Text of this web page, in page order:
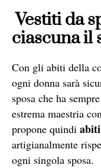
Vestiti da
ciascuna il
Con gli abiti della
ogni donna sarà
sposa che ha
estrema maestria
propone quindi
artigianalmente
ogni singola sposa.